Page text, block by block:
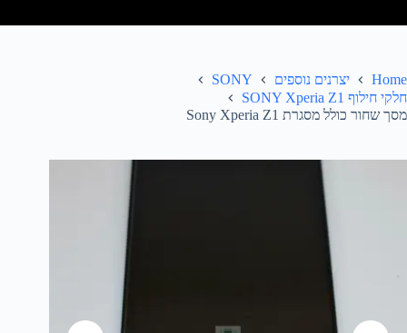
Home יצרנים נוספים
SONY
חלקי חילוף SONY Xperia Z1
מסך שחור כולל מסגרת Sony Xperia Z1